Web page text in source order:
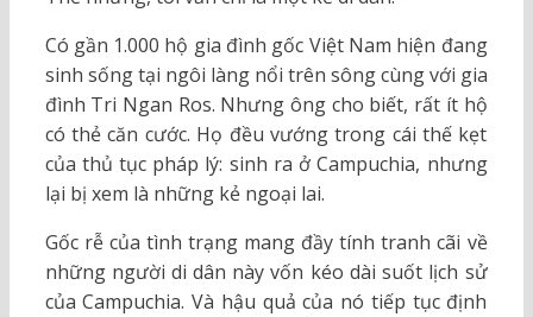
Có gần 1.000 hộ gia đình gốc Việt Nam hiện đang
sinh sống tại ngôi làng nổi trên sông cùng với gia
đình Tri Ngan Ros. Nhưng ông cho biết, rất ít hộ
có thẻ căn cước. Họ đều vướng trong cái thế kẹt
của thủ tục pháp lý: sinh ra ở Campuchia, nhưng
lại bị xem là những kẻ ngoại lai.
Gốc rễ của tình trạng mang đầy tính tranh cãi về
những người di dân này vốn kéo dài suốt lịch sử
của Campuchia. Và hậu quả của nó tiếp tục định